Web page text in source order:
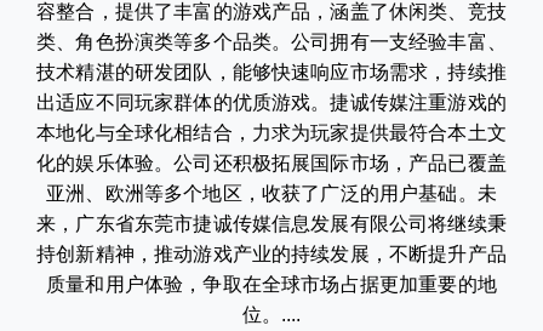
容整合，提供了丰富的游戏产品，涵盖了休闲类、竞技
类、角色扮演类等多个品类。公司拥有一支经验丰富、
技术精湛的研发团队，能够快速响应市场需求，持续推
出适应不同玩家群体的优质游戏。捷诚传媒注重游戏的
本地化与全球化相结合，力求为玩家提供最符合本土文
化的娱乐体验。公司还积极拓展国际市场，产品已覆盖
亚洲、欧洲等多个地区，收获了广泛的用户基础。未
来，广东省东莞市捷诚传媒信息发展有限公司将继续秉
持创新精神，推动游戏产业的持续发展，不断提升产品
质量和用户体验，争取在全球市场占据更加重要的地
位。....